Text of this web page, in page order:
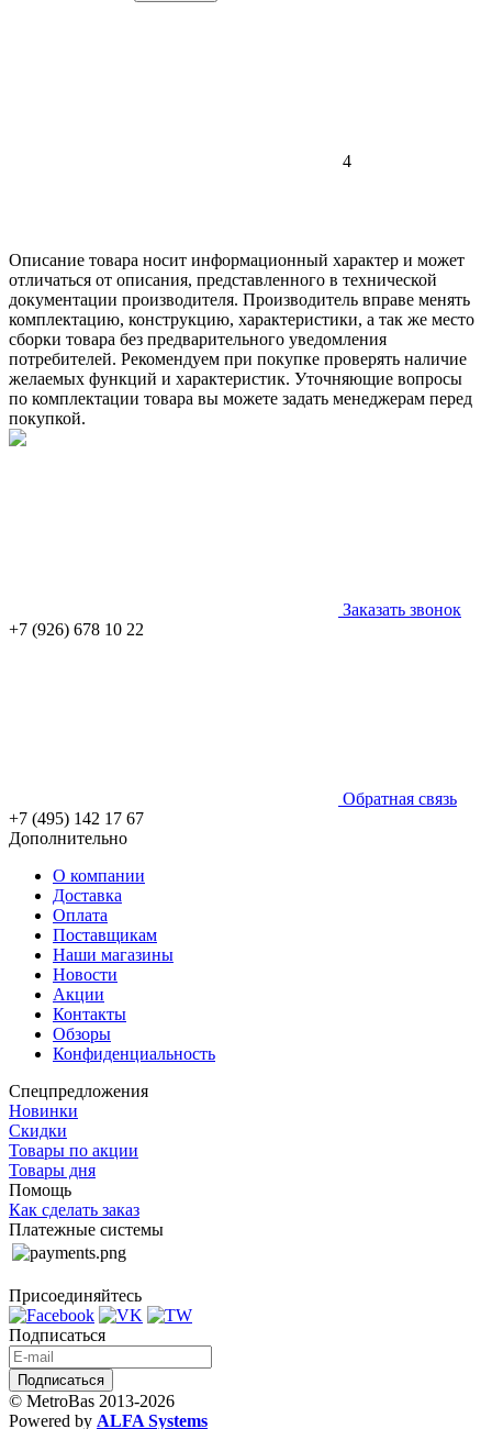
4
Описание товара носит информационный характер и может
отличаться от описания, представленного в технической
документации производителя. Производитель вправе менять
комплектацию, конструкцию, характеристики, а так же место
сборки товара без предварительного уведомления
потребителей. Рекомендуем при покупке проверять наличие
желаемых функций и характеристик. Уточняющие вопросы
по комплектации товара вы можете задать менеджерам перед
покупкой.
Заказать звонок
+7 (926) 678 10 22
Обратная связь
+7 (495) 142 17 67
Дополнительно
О компании
Доставка
Оплата
Поставщикам
Наши магазины
Новости
Акции
Контакты
Обзоры
Конфиденциальность
Спецпредложения
Новинки
Скидки
Товары по акции
Товары дня
Помощь
Как сделать заказ
Платежные системы
Присоединяйтесь
Подписаться
© MetroBas 2013-2026
Powered by ALFA Systems